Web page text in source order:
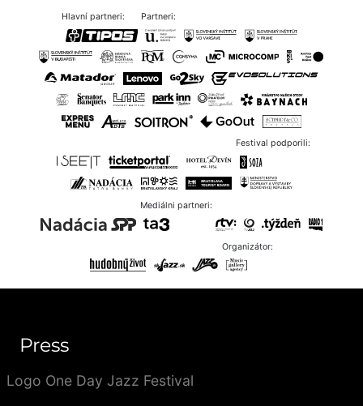
Hlavní partneri: Partneri:
Festival podporili:
Mediálni partneri:
Organizátor:
Press
Logo One Day Jazz Festival